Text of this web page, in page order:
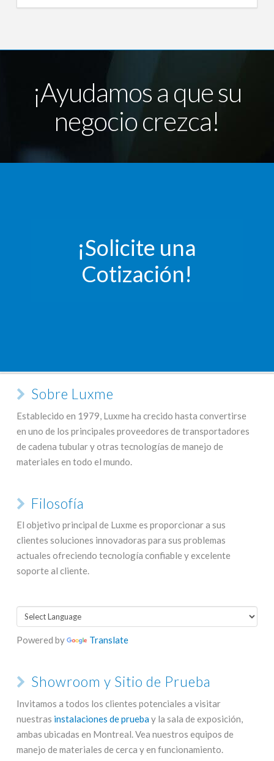
¡Ayudamos a que su
negocio crezca!
¡Solicite una
Cotización!
Sobre Luxme
Establecido en 1979, Luxme ha crecido hasta convertirse
en uno de los principales proveedores de transportadores
de cadena tubular y otras tecnologías de manejo de
materiales en todo el mundo.
Filosofía
El objetivo principal de Luxme es proporcionar a sus
clientes soluciones innovadoras para sus problemas
actuales ofreciendo tecnología confiable y excelente
soporte al cliente.
Powered by Translate
Showroom y Sitio de Prueba
Invitamos a todos los clientes potenciales a visitar
nuestras instalaciones de pruebay la sala de exposición,
ambas ubicadas en Montreal. Vea nuestros equipos de
manejo de materiales de cerca y en funcionamiento.